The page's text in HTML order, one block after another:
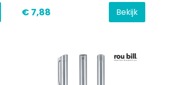
€ 7,88 Bekijk